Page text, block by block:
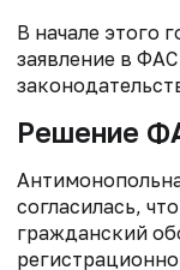
В начале этого
заявление в
Решение
согласилась,
гражданский